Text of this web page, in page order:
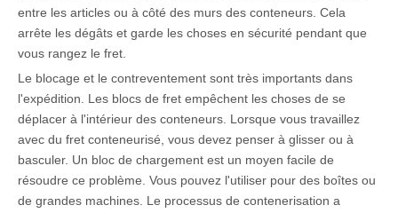
entre les articles ou à côté des murs des conteneurs. Cela
arrête les dégâts et garde les choses en sécurité pendant que
vous rangez le fret.
Le blocage et le contreventement sont très importants dans
l'expédition. Les blocs de fret empêchent les choses de se
déplacer à l'intérieur des conteneurs. Lorsque vous travaillez
avec du fret conteneurisé, vous devez penser à glisser ou à
basculer. Un bloc de chargement est un moyen facile de
résoudre ce problème. Vous pouvez l'utiliser pour des boîtes ou
de grandes machines. Le processus de contenerisation a